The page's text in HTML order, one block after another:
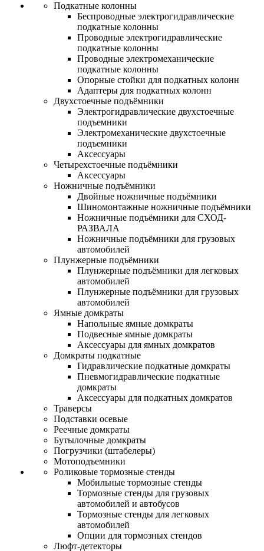
Подкатные колонны
Беспроводные электрогидравлические
подкатные колонны
Проводные электрогидравлические
подкатные колонны
Проводные электромеханические
подкатные колонны
Опорные стойки для подкатных колонн
Адаптеры для подкатных колонн
Двухстоечные подъёмники
Электрогидравлические двухстоечные
подъемники
Электромеханические двухстоечные
подъемники
Аксессуары
Четырехстоечные подъёмники
Аксессуары
Ножничные подъёмники
Двойные ножничные подъёмники
Шиномонтажные ножничные подъёмники
Ножничные подъёмники для СХОД-
РАЗВАЛА
Ножничные подъёмники для грузовых
автомобилей
Плунжерные подъёмники
Плунжерные подъёмники для легковых
автомобилей
Плунжерные подъёмники для грузовых
автомобилей
Ямные домкраты
Напольные ямные домкраты
Подвесные ямные домкраты
Аксессуары для ямных домкратов
Домкраты подкатные
Гидравлические подкатные домкраты
Пневмогидравлические подкатные
домкраты
Аксессуары для подкатных домкратов
Траверсы
Подставки осевые
Реечные домкраты
Бутылочные домкраты
Погрузчики (штабелеры)
Мотоподъемники
Роликовые тормозные стенды
Мобильные тормозные стенды
Тормозные стенды для грузовых
автомобилей и автобусов
Тормозные стенды для легковых
автомобилей
Опции для тормозных стендов
Люфт-детекторы